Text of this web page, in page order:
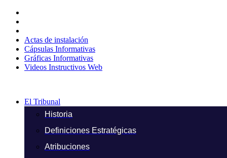
contenido
Actas de instalación
Cápsulas Informativas
Gráficas Informativas
Videos Instructivos Web
El Tribunal
Historia
Definiciones Estratégicas
Atribuciones